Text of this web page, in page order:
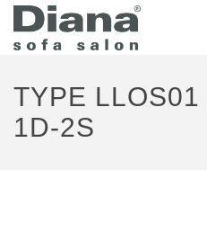
TYPE
1D-2S